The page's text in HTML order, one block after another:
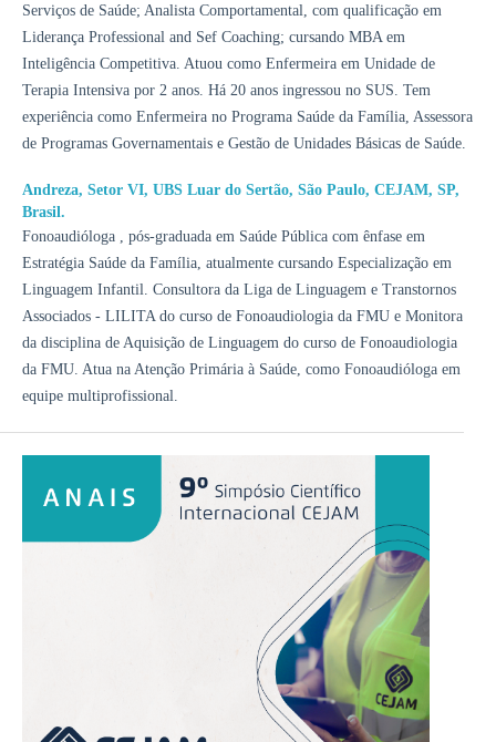
Serviços de Saúde; Analista Comportamental, com qualificação em
Liderança Professional and Sef Coaching; cursando MBA em
Inteligência Competitiva. Atuou como Enfermeira em Unidade de
Terapia Intensiva por 2 anos. Há 20 anos ingressou no SUS. Tem
experiência como Enfermeira no Programa Saúde da Família, Assessora
de Programas Governamentais e Gestão de Unidades Básicas de Saúde.
Andreza, Setor VI, UBS Luar do Sertão, São Paulo, CEJAM, SP,
Brasil.
Fonoaudióloga , pós-graduada em Saúde Pública com ênfase em
Estratégia Saúde da Família, atualmente cursando Especialização em
Linguagem Infantil. Consultora da Liga de Linguagem e Transtornos
Associados - LILITA do curso de Fonoaudiologia da FMU e Monitora
da disciplina de Aquisição de Linguagem do curso de Fonoaudiologia
da FMU. Atua na Atenção Primária à Saúde, como Fonoaudióloga em
equipe multiprofissional.